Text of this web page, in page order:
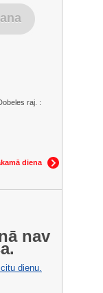
raj. :
diena
nav
dienu.